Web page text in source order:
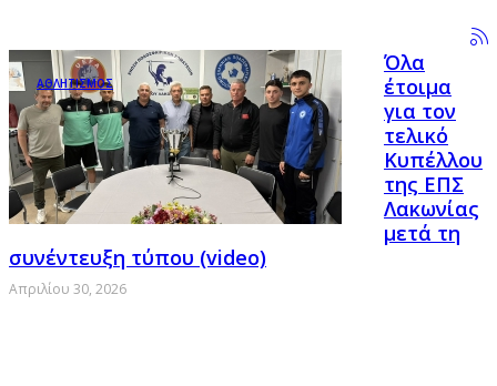
ΑΘΛΗΤΙΣΜΟΣ
Όλα
έτοιμα
για τον
τελικό
Κυπέλλου
της ΕΠΣ
Λακωνίας
μετά τη
συνέντευξη τύπου (video)
Απριλίου 30, 2026